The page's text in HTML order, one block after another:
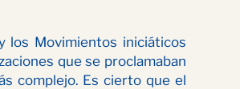
los Movimientos iniciáticos
que se proclamaban
complejo. Es cierto que el